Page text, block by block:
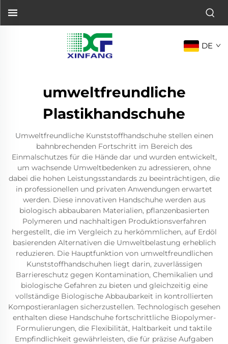
DE
umweltfreundliche
Plastikhandschuhe
Umweltfreundliche Kunststoffhandschuhe stellen einen
bahnbrechenden Fortschritt im Bereich des
Einmalschutzes für die Hände dar und wurden entwickelt,
um wachsende Umweltbedenken zu adressieren, ohne
dabei die hohen Leistungsstandards zu beeinträchtigen, die
in professionellen und privaten Anwendungen erwartet
werden. Diese innovativen Handschuhe werden aus
biologisch abbaubaren Materialien, pflanzenbasierten
Polymeren und nachhaltigen Produktionsverfahren
hergestellt, die im Vergleich zu herkömmlichen, auf Erdöl
basierenden Alternativen die Umweltbelastung erheblich
reduzieren. Die Hauptfunktion von umweltfreundlichen
Kunststoffhandschuhen liegt darin, zuverlässigen
Barriereschutz gegen Kontamination, Chemikalien und
biologische Gefahren zu bieten und gleichzeitig eine
vollständige Biologische Abbaubarkeit in kontrollierten
Kompostieranlagen sicherzustellen. Technologisch gesehen
enthalten diese Handschuhe fortschrittliche Biopolymer-
Formulierungen, die Flexibilität, Haltbarkeit und taktile
Empfindlichkeit gewährleisten, die für präzise Aufgaben